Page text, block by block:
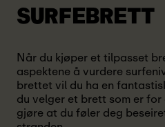
SURFEBRETT
Når du kjøper et tilpasset
aspektene å vurdere
brettet vil du ha en
du velger et brett som er
gjøre at du føler deg